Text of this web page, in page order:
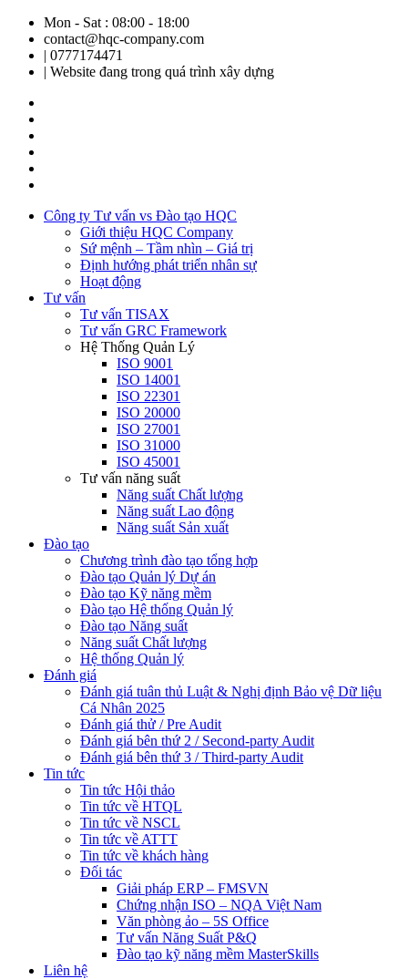
Mon - Sat : 08:00 - 18:00
contact@hqc-company.com
| 0777174471
| Website đang trong quá trình xây dựng
Công ty Tư vấn vs Đào tạo HQC
Giới thiệu HQC Company
Sứ mệnh – Tầm nhìn – Giá trị
Định hướng phát triển nhân sự
Hoạt động
Tư vấn
Tư vấn TISAX
Tư vấn GRC Framework
Hệ Thống Quản Lý
ISO 9001
ISO 14001
ISO 22301
ISO 20000
ISO 27001
ISO 31000
ISO 45001
Tư vấn năng suất
Năng suất Chất lượng
Năng suất Lao động
Năng suất Sản xuất
Đào tạo
Chương trình đào tạo tổng hợp
Đào tạo Quản lý Dự án
Đào tạo Kỹ năng mềm
Đào tạo Hệ thống Quản lý
Đào tạo Năng suất
Năng suất Chất lượng
Hệ thống Quản lý
Đánh giá
Đánh giá tuân thủ Luật & Nghị định Bảo vệ Dữ liệu
Cá Nhân 2025
Đánh giá thử / Pre Audit
Đánh giá bên thứ 2 / Second-party Audit
Đánh giá bên thứ 3 / Third-party Audit
Tin tức
Tin tức Hội thảo
Tin tức về HTQL
Tin tức về NSCL
Tin tức về ATTT
Tin tức về khách hàng
Đối tác
Giải pháp ERP – FMSVN
Chứng nhận ISO – NQA Việt Nam
Văn phòng ảo – 5S Office
Tư vấn Năng Suất P&Q
Đào tạo kỹ năng mềm MasterSkills
Liên hệ